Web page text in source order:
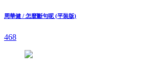
周華健 / 怎麼斷句呢 (平裝版)
468